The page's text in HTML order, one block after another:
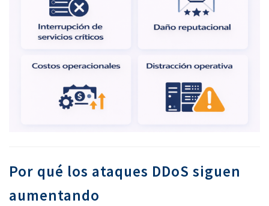
Por qué los ataques DDoS siguen
aumentando